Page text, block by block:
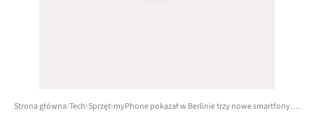
Strona główna Tech Sprzęt myPhone pokazał w Berlinie trzy nowe smartfony. Jeden z 5G